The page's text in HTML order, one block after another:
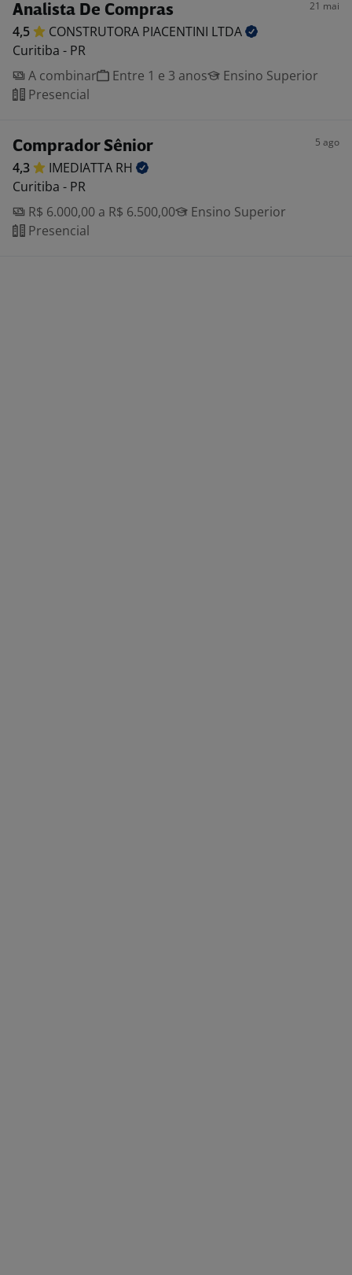
Analista De Compras 21 mai
4,5 CONSTRUTORA PIACENTINI LTDA
Curitiba - PR
A combinar
Entre 1 e 3 anos
Ensino Superior
Presencial
Comprador Sênior 5 ago
4,3 IMEDIATTA RH
Curitiba - PR
R$ 6.000,00 a R$ 6.500,00
Ensino Superior
Presencial